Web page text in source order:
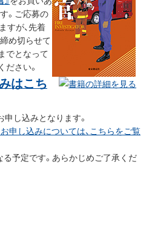
。ご応募の
すが、先着
め切らせて
までとなって
さい。
はこち
し込みとなります。
申し込みについては、こちらをご覧
予定です。あらかじめご了承くだ